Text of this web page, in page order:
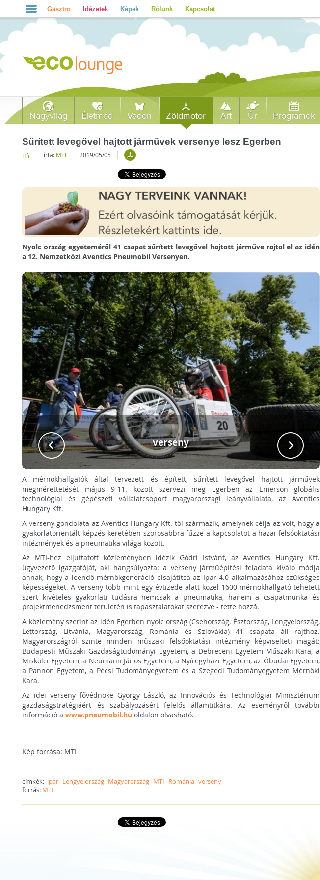
Gasztro Idézetek Képek Rólunk Kapcsolat
Nagyvilág Életmód Vadon Zöldmotor Art Űr Programok
Sűrített levegővel hajtott járművek versenye lesz Egerben
Hír írta: MTI 2019/05/05
Nyolc ország egyeteméről 41 csapat sűrített levegővel hajtott járműve rajtol el az idén
a 12. Nemzetközi Aventics Pneumobil Versenyen.
verseny
A mérnökhallgatók által tervezett és épített, sűrített levegővel hajtott járművek
megmérettetését május 9-11. között szervezi meg Egerben az Emerson globális
technológiai és gépészeti vállalatcsoport magyarországi leányvállalata, az Aventics
Hungary Kft.
A verseny gondolata az Aventics Hungary Kft.-től származik, amelynek célja az volt, hogy a
gyakorlatorientált képzés keretében szorosabbra fűzze a kapcsolatot a hazai felsőoktatási
intézmények és a pneumatika világa között.
Az MTI-hez eljuttatott közleményben idézik Gödri Istvánt, az Aventics Hungary Kft.
ügyvezető igazgatóját, aki hangsúlyozta: a verseny járműépítési feladata kiváló módja
annak, hogy a leendő mérnökgeneráció elsajátítsa az Ipar 4.0 alkalmazásához szükséges
képességeket. A verseny több mint egy évtizede alatt közel 1600 mérnökhallgató tehetett
szert kivételes gyakorlati tudásra nemcsak a pneumatika, hanem a csapatmunka és
projektmenedzsment területén is tapasztalatokat szerezve - tette hozzá.
A közlemény szerint az idén Egerben nyolc ország (Csehország, Észtország, Lengyelország,
Lettország, Litvánia, Magyarország, Románia és Szlovákia) 41 csapata áll rajthoz.
Magyarországról szinte minden műszaki felsőoktatási intézmény képviselteti magát:
Budapesti Műszaki Gazdaságtudományi Egyetem, a Debreceni Egyetem Műszaki Kara, a
Miskolci Egyetem, a Neumann János Egyetem, a Nyíregyházi Egyetem, az Óbudai Egyetem,
a Pannon Egyetem, a Pécsi Tudományegyetem és a Szegedi Tudományegyetem Mérnöki
Kara.
Az idei verseny fővédnöke György László, az Innovációs és Technológiai Minisztérium
gazdaságstratégiáért és szabályozásért felelős államtitkára. Az eseményről további
információ awww.pneumobil.hu oldalon olvasható.
Kép forrása: MTI
címkék: ipar Lengyelország Magyarország MTI Románia verseny
forrás: MTI